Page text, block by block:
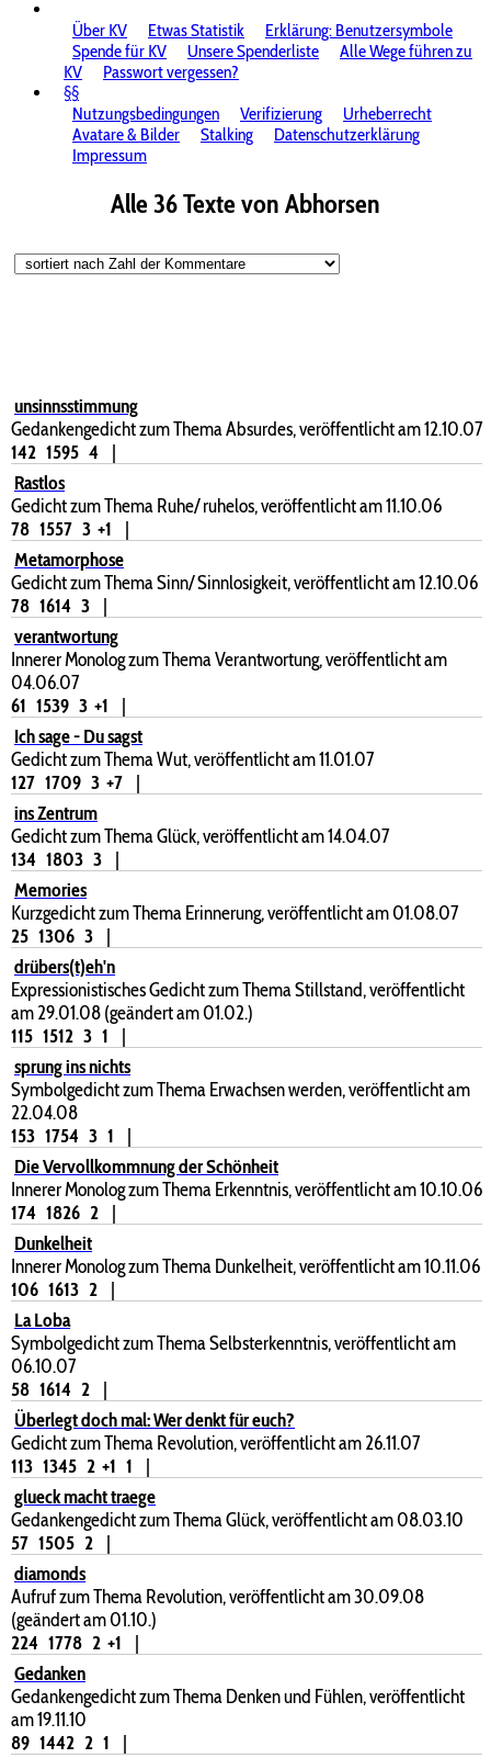
Über KV
Etwas Statistik
Erklärung: Benutzersymbole
Spende für KV
Unsere Spenderliste
Alle Wege führen zu
KV
Passwort vergessen?
§§
Nutzungsbedingungen
Verifizierung
Urheberrecht
Avatare & Bilder
Stalking
Datenschutzerklärung
Impressum
Alle 36 Texte von Abhorsen
unsinnsstimmung
Gedankengedicht zum Thema Absurdes, veröffentlicht am 12.10.07
142 1595 4
|
Rastlos
Gedicht zum Thema Ruhe/ ruhelos, veröffentlicht am 11.10.06
78 1557 3 +1
|
Metamorphose
Gedicht zum Thema Sinn/ Sinnlosigkeit, veröffentlicht am 12.10.06
78 1614 3
|
verantwortung
Innerer Monolog zum Thema Verantwortung, veröffentlicht am
04.06.07
61 1539 3 +1
|
Ich sage - Du sagst
Gedicht zum Thema Wut, veröffentlicht am 11.01.07
127 1709 3 +7
|
ins Zentrum
Gedicht zum Thema Glück, veröffentlicht am 14.04.07
134 1803 3
|
Memories
Kurzgedicht zum Thema Erinnerung, veröffentlicht am 01.08.07
25 1306 3
|
drübers(t)eh'n
Expressionistisches Gedicht zum Thema Stillstand, veröffentlicht
am 29.01.08 (geändert am 01.02.)
115 1512 3 1
|
sprung ins nichts
Symbolgedicht zum Thema Erwachsen werden, veröffentlicht am
22.04.08
153 1754 3 1
|
Die Vervollkommnung der Schönheit
Innerer Monolog zum Thema Erkenntnis, veröffentlicht am 10.10.06
174 1826 2
|
Dunkelheit
Innerer Monolog zum Thema Dunkelheit, veröffentlicht am 10.11.06
106 1613 2
|
La Loba
Symbolgedicht zum Thema Selbsterkenntnis, veröffentlicht am
06.10.07
58 1614 2
|
Überlegt doch mal: Wer denkt für euch?
Gedicht zum Thema Revolution, veröffentlicht am 26.11.07
113 1345 2 +1 1
|
glueck macht traege
Gedankengedicht zum Thema Glück, veröffentlicht am 08.03.10
57 1505 2
|
diamonds
Aufruf zum Thema Revolution, veröffentlicht am 30.09.08
(geändert am 01.10.)
224 1778 2 +1
|
Gedanken
Gedankengedicht zum Thema Denken und Fühlen, veröffentlicht
am 19.11.10
89 1442 2 1 |